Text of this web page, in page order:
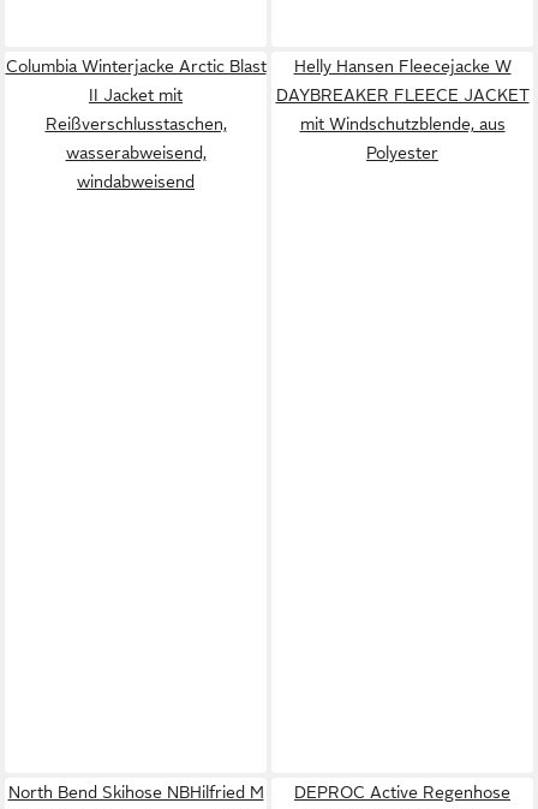
Columbia Winterjacke Arctic Blast
II Jacket mit
Reißverschlusstaschen,
wasserabweisend,
windabweisend
Helly Hansen Fleecejacke W
DAYBREAKER FLEECE JACKET
mit Windschutzblende, aus
Polyester
North Bend Skihose NBHilfried M
DEPROC Active Regenhose